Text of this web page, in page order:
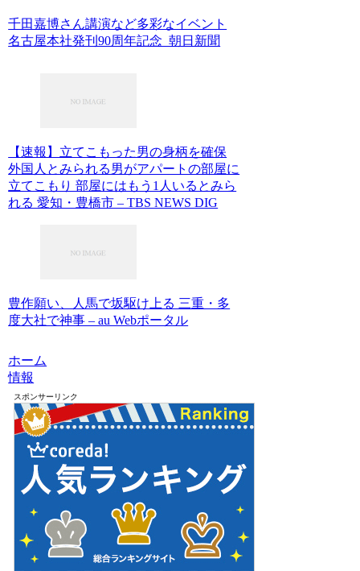
千田嘉博さん講演など多彩なイベント
名古屋本社発刊90周年記念 朝日新聞
【速報】立てこもった男の身柄を確保
外国人とみられる男がアパートの部屋に
立てこもり 部屋にはもう1人いるとみら
れる 愛知・豊橋市 – TBS NEWS DIG
豊作願い、人馬で坂駆け上る 三重・多
度大社で神事 – au Webポータル
ホーム
情報
スポンサーリンク